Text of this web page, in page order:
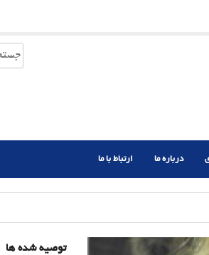
جستجو
برای:
درباره ما ارتباط با ما
توصیه شده ها